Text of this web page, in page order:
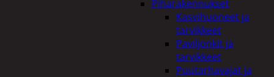
Piharakennukset
Kasvihuoneet ja
tarvikkeet
Paviljonkit ja
tarvikkeet
Puutarhavajat ja